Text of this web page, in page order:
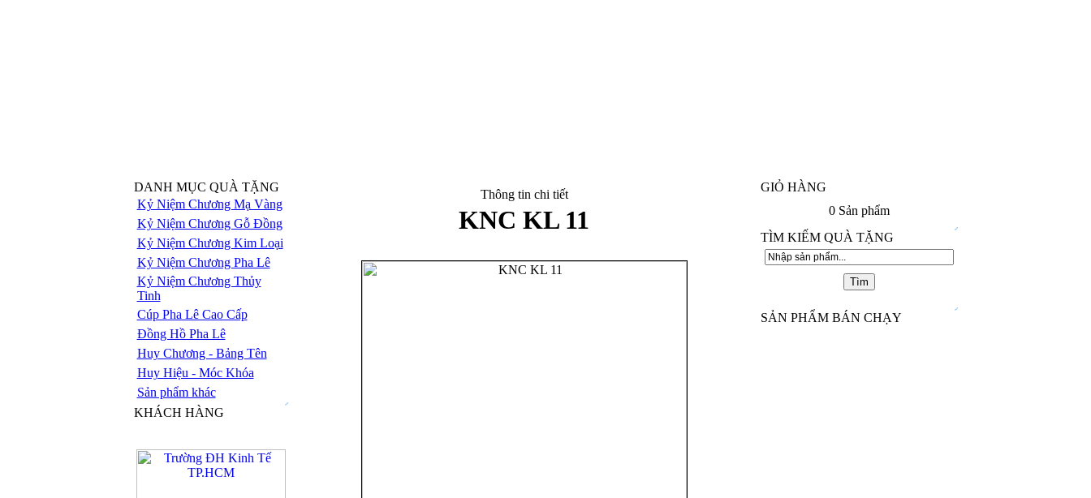
DANH MỤC QUÀ TẶNG
Kỷ Niệm Chương Mạ Vàng
Kỷ Niệm Chương Gỗ Đồng
Kỷ Niệm Chương Kim Loại
Kỷ Niệm Chương Pha Lê
Kỷ Niệm Chương Thủy
Tinh
Cúp Pha Lê Cao Cấp
Đồng Hồ Pha Lê
Huy Chương - Bảng Tên
Huy Hiệu - Móc Khóa
Sản phẩm khác
KHÁCH HÀNG
Thông tin chi tiết
KNC KL 11
GIỎ HÀNG
0Sản phẩm
TÌM KIẾM QUÀ TẶNG
SẢN PHẨM BÁN CHẠY